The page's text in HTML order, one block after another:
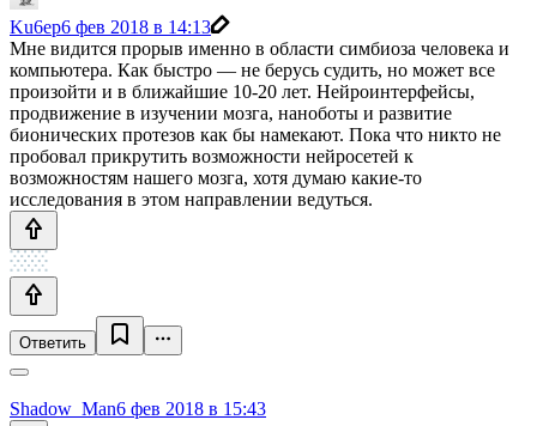
Ku6ep6 фев 2018 в 14:13
Мне видится прорыв именно в области симбиоза человека и
компьютера. Как быстро — не берусь судить, но может все
произойти и в ближайшие 10-20 лет. Нейроинтерфейсы,
продвижение в изучении мозга, наноботы и развитие
бионических протезов как бы намекают. Пока что никто не
пробовал прикрутить возможности нейросетей к
возможностям нашего мозга, хотя думаю какие-то
исследования в этом направлении ведуться.
Ответить
Shadow_Man6 фев 2018 в 15:43